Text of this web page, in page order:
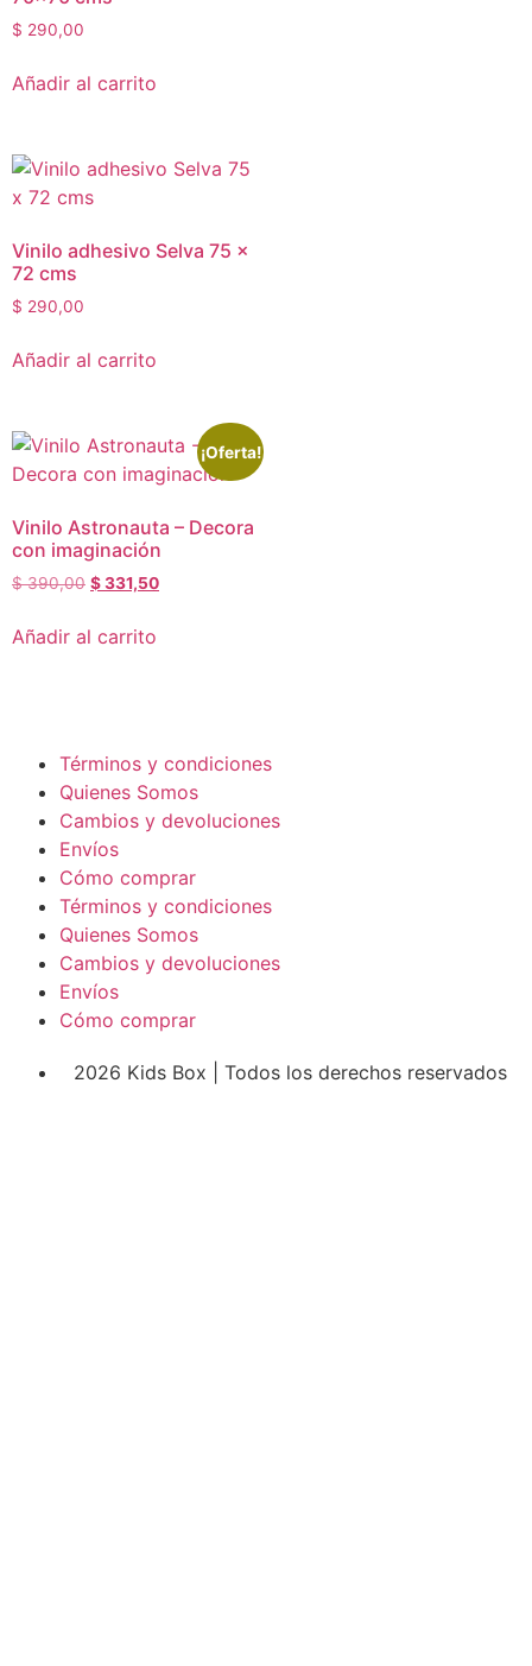
$ 290,00
Añadir al carrito
Vinilo adhesivo Selva 75 x
72 cms
$ 290,00
Añadir al carrito
¡Oferta!
Vinilo Astronauta – Decora
con imaginación
$390,00 $331,50
Añadir al carrito
2026 Kids Box | Todos los derechos reservados
Términos y condiciones
Quienes Somos
Cambios y devoluciones
Envíos
Cómo comprar
Términos y condiciones
Quienes Somos
Cambios y devoluciones
Envíos
Cómo comprar